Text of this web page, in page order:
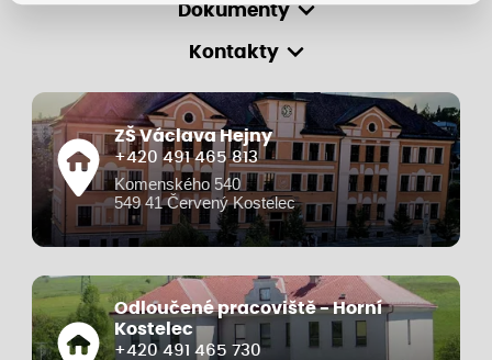
Dokumenty
Kontakty
ZŠ Václava Hejny
+420 491 465 813
Komenského 540
549 41 Červený Kostelec
Odloučené pracoviště - Horní
Kostelec
+420 491 465 730